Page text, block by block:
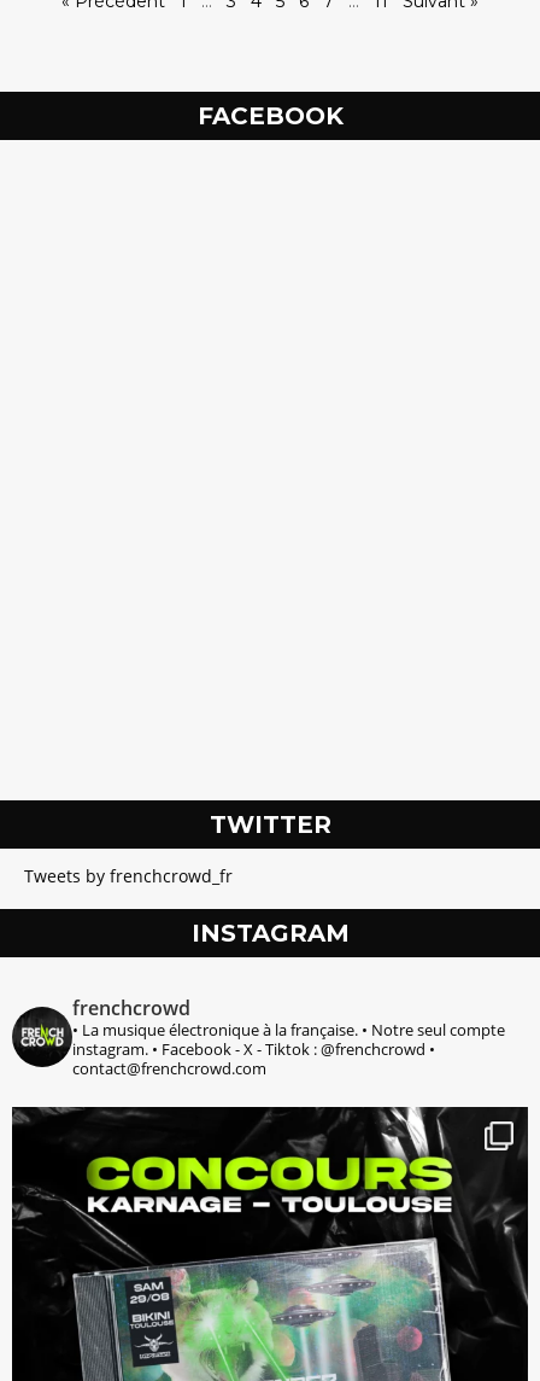
FACEBOOK
TWITTER
Tweets by frenchcrowd_fr
INSTAGRAM
frenchcrowd
• La musique électronique à la française. • Notre seul compte
instagram. • Facebook - X - Tiktok : @frenchcrowd •
contact@frenchcrowd.com